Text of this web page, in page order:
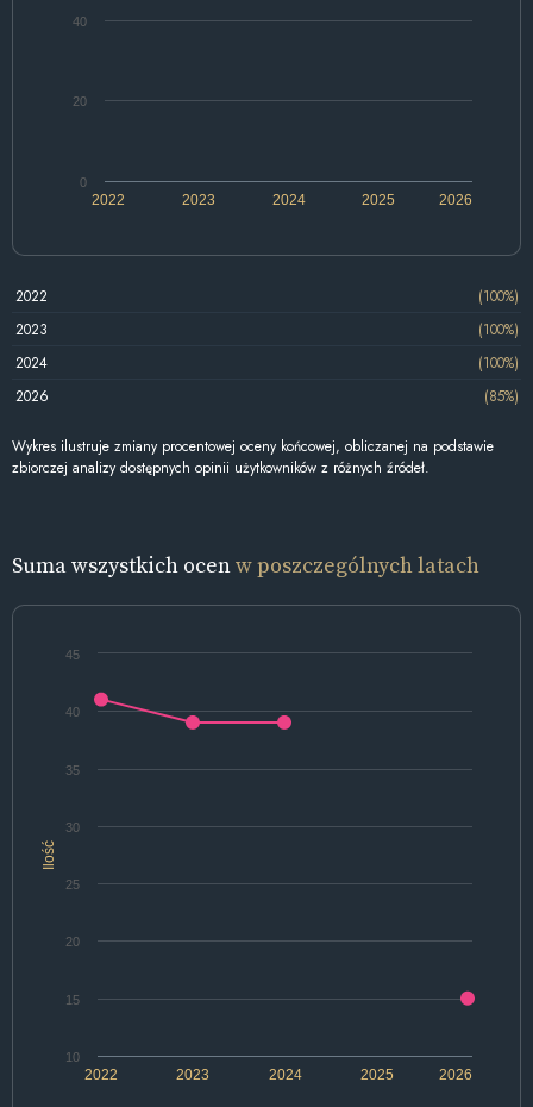
2022 2024 2026
2023 2025
0
20
40
2022
(100%)
2023
(100%)
2024
(100%)
2026
(85%)
Wykres ilustruje zmiany procentowej oceny końcowej, obliczanej na podstawie
zbiorczej analizy dostępnych opinii użytkowników z różnych źródeł.
Suma wszystkich ocenw poszczególnych latach
Ilość
2022 2024 2026
2023 2025
10
15
20
25
30
35
40
45